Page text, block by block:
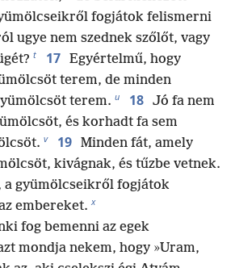
fogjátok felismerni
ugye nem szednek szőlőt, vagy
t 17 Egyértelmű, hogy
terem, de minden
terem. u 18 Jó fa nem
és korhadt fa sem
v 19 Minden fát, amely
kivágnak, és tűzbe vetnek.
a gyümölcseikről fogjátok
embereket. x
fog bemenni az egek
mondja nekem, hogy »Uram,